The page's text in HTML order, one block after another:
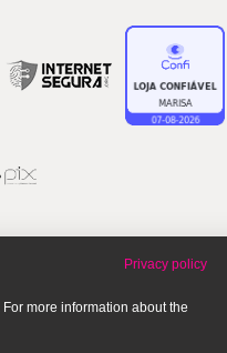
Privacy policy
more information about the